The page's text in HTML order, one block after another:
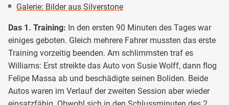
Galerie: Bilder aus Silverstone
Das 1. Training: In den ersten 90 Minuten des Tages war
einiges geboten. Gleich mehrere Fahrer mussten das erste
Training vorzeitig beenden. Am schlimmsten traf es
Williams: Erst streikte das Auto von Susie Wolff, dann flog
Felipe Massa ab und beschädigte seinen Boliden. Beide
Autos waren im Verlauf der zweiten Session aber wieder